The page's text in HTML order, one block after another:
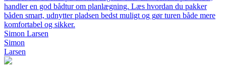
handler en god bådtur om planlægning. Læs hvordan du pakker
båden smart, udnytter pladsen bedst muligt og gør turen både mere
komfortabel og sikker.
Simon Larsen
Simon
Larsen